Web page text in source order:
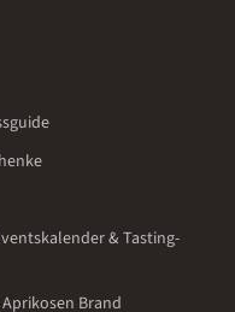
& Tasting-
Brand